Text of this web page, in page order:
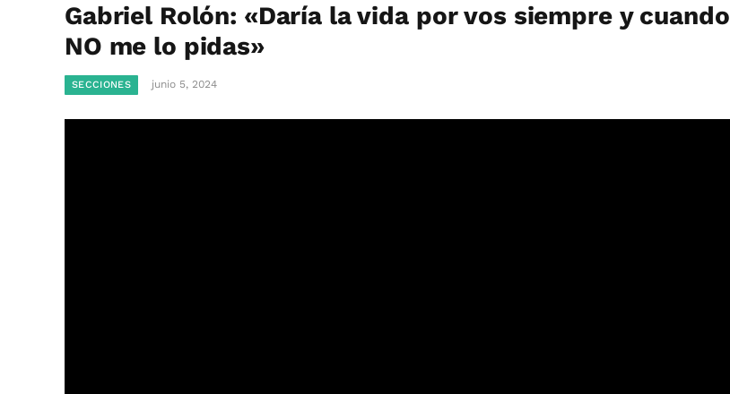
Gabriel Rolón: «Daría la vida por vos siempre y cuando
NO me lo pidas»
SECCIONES junio 5, 2024